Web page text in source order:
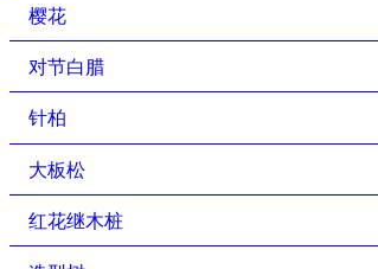
樱花
对节白腊
针柏
大板松
红花继木桩